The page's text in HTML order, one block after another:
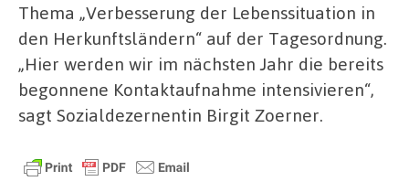
Thema „Verbesserung der Lebenssituation in
den Herkunftsländern“ auf der Tagesordnung.
„Hier werden wir im nächsten Jahr die bereits
begonnene Kontaktaufnahme intensivieren“,
sagt Sozialdezernentin Birgit Zoerner.